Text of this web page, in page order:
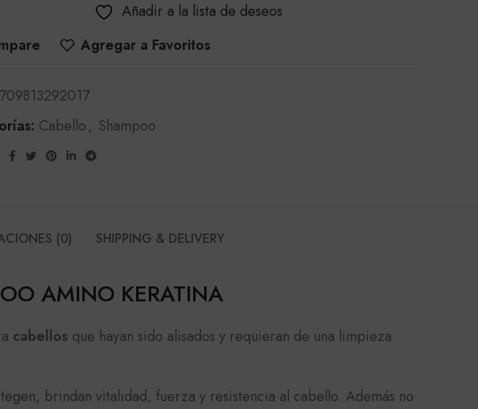
Añadir a la lista de deseos
Agregar a Favoritos
Cabello, Shampoo
(0) SHIPPING & DELIVERY
AMINO KERATINA
cabellos que hayan sido alisados y requieran de una limpieza
brindan vitalidad, fuerza y resistencia al cabello. Además no